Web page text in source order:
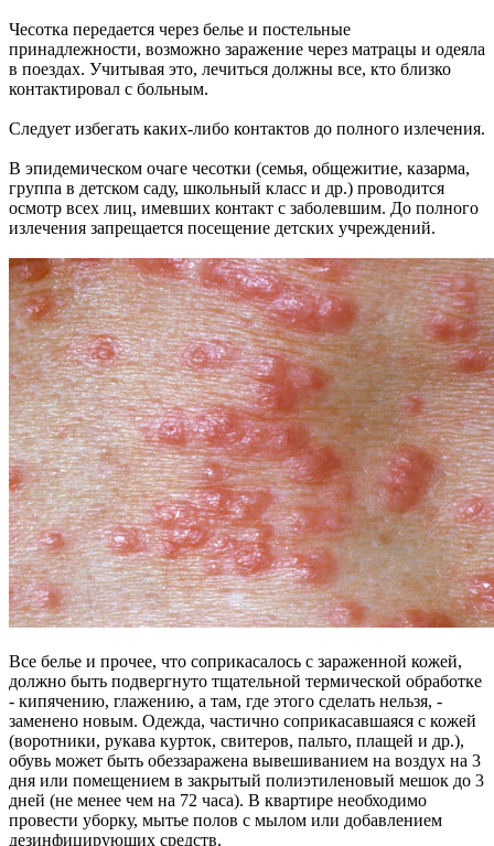
Чесотка передается через белье и постельные
принадлежности, возможно заражение через матрацы и одеяла
в поездах. Учитывая это, лечиться должны все, кто близко
контактировал с больным.
Следует избегать каких-либо контактов до полного излечения.
В эпидемическом очаге чесотки (семья, общежитие, казарма,
группа в детском саду, школьный класс и др.) проводится
осмотр всех лиц, имевших контакт с заболевшим. До полного
излечения запрещается посещение детских учреждений.
Все белье и прочее, что соприкасалось с зараженной кожей,
должно быть подвергнуто тщательной термической обработке
- кипячению, глажению, а там, где этого сделать нельзя, -
заменено новым. Одежда, частично соприкасавшаяся с кожей
(воротники, рукава курток, свитеров, пальто, плащей и др.),
обувь может быть обеззаражена вывешиванием на воздух на 3
дня или помещением в закрытый полиэтиленовый мешок до 3
дней (не менее чем на 72 часа). В квартире необходимо
провести уборку, мытье полов с мылом или добавлением
дезинфицирующих средств.